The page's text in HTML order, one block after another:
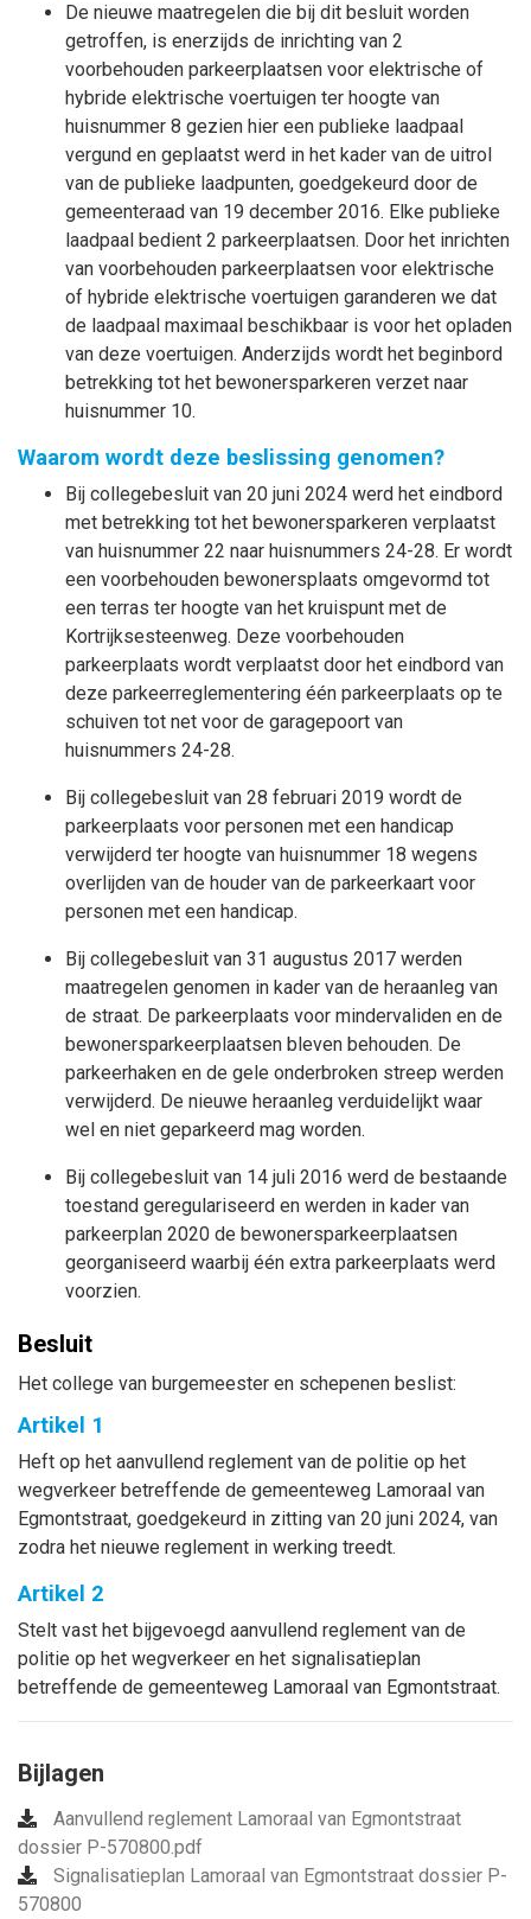
De nieuwe maatregelen die bij dit besluit worden
getroffen, is enerzijds de inrichting van 2
voorbehouden parkeerplaatsen voor elektrische of
hybride elektrische voertuigen ter hoogte van
huisnummer 8 gezien hier een publieke laadpaal
vergund en geplaatst werd in het kader van de uitrol
van de publieke laadpunten, goedgekeurd door de
gemeenteraad van 19 december 2016. Elke publieke
laadpaal bedient 2 parkeerplaatsen. Door het inrichten
van voorbehouden parkeerplaatsen voor elektrische
of hybride elektrische voertuigen garanderen we dat
de laadpaal maximaal beschikbaar is voor het opladen
van deze voertuigen. Anderzijds wordt het beginbord
betrekking tot het bewonersparkeren verzet naar
huisnummer 10.
Waarom wordt deze beslissing genomen?
Bij collegebesluit van 20 juni 2024 werd het eindbord
met betrekking tot het bewonersparkeren verplaatst
van huisnummer 22 naar huisnummers 24-28. Er wordt
een voorbehouden bewonersplaats omgevormd tot
een terras ter hoogte van het kruispunt met de
Kortrijksesteenweg. Deze voorbehouden
parkeerplaats wordt verplaatst door het eindbord van
deze parkeerreglementering één parkeerplaats op te
schuiven tot net voor de garagepoort van
huisnummers 24-28.
Bij collegebesluit van 28 februari 2019 wordt de
parkeerplaats voor personen met een handicap
verwijderd ter hoogte van huisnummer 18 wegens
overlijden van de houder van de parkeerkaart voor
personen met een handicap.
Bij collegebesluit van 31 augustus 2017 werden
maatregelen genomen in kader van de heraanleg van
de straat. De parkeerplaats voor mindervaliden en de
bewonersparkeerplaatsen bleven behouden. De
parkeerhaken en de gele onderbroken streep werden
verwijderd. De nieuwe heraanleg verduidelijkt waar
wel en niet geparkeerd mag worden.
Bij collegebesluit van 14 juli 2016 werd de bestaande
toestand geregulariseerd en werden in kader van
parkeerplan 2020 de bewonersparkeerplaatsen
georganiseerd waarbij één extra parkeerplaats werd
voorzien.
Besluit
Het college van burgemeester en schepenen beslist:
Artikel 1
Heft op het aanvullend reglement van de politie op het
wegverkeer betreffende de gemeenteweg Lamoraal van
Egmontstraat, goedgekeurd in zitting van 20 juni 2024, van
zodra het nieuwe reglement in werking treedt.
Artikel 2
Stelt vast het bijgevoegd aanvullend reglement van de
politie op het wegverkeer en het signalisatieplan
betreffende de gemeenteweg Lamoraal van Egmontstraat.
Bijlagen
Aanvullend reglement Lamoraal van Egmontstraat
dossier P-570800.pdf
Signalisatieplan Lamoraal van Egmontstraat dossier P-
570800